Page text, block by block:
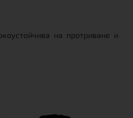
на протриване и